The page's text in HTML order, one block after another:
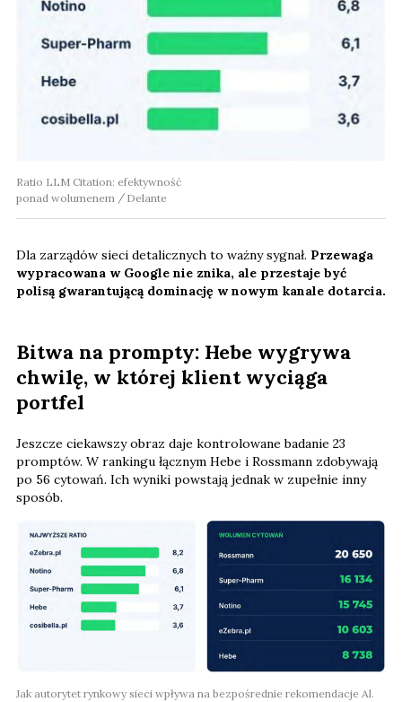
Ratio LLM Citation: efektywność
ponad wolumenem
Delante
Dla zarządów sieci detalicznych to ważny sygnał. Przewaga
wypracowana w Google nie znika, ale przestaje być
polisą gwarantującą dominację w nowym kanale dotarcia.
Bitwa na prompty: Hebe wygrywa
chwilę, w której klient wyciąga
portfel
Jeszcze ciekawszy obraz daje kontrolowane badanie 23
promptów. W rankingu łącznym Hebe i Rossmann zdobywają
po 56 cytowań. Ich wyniki powstają jednak w zupełnie inny
sposób.
Jak autorytet rynkowy sieci wpływa na bezpośrednie rekomendacje Al.